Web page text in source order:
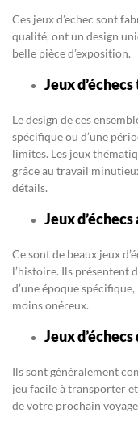
Ces jeux d’echec sont
qualité, ont un design
belle pièce d’exposition.
Jeux
Le design de ces
spécifique ou d’une
limites. Les jeux
grâce au travail
détails.
Jeux
Ce sont de beaux jeux
l’histoire. Ils présentent
d’une époque
moins onéreux.
Jeux
Ils sont généralement
jeu facile à transporter
de votre prochain